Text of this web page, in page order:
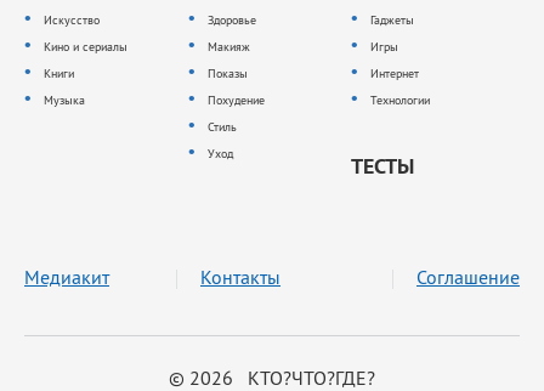
Искусство
Кино и сериалы
Книги
Музыка
Здоровье
Макияж
Показы
Похудение
Стиль
Уход
Гаджеты
Игры
Интернет
Технологии
ТЕСТЫ
© 2026 КТО?ЧТО?ГДЕ?
Медиакит Контакты Соглашение